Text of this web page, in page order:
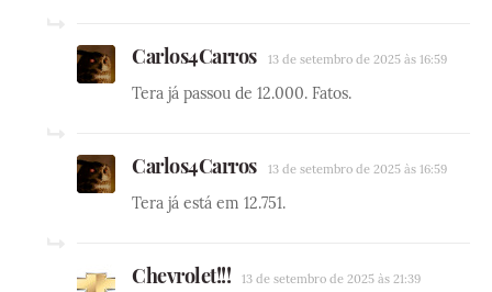
Carlos4Carros 13 de setembro de 2025 às 16:59
Tera já passou de 12.000. Fatos.
Carlos4Carros 13 de setembro de 2025 às 16:59
Tera já está em 12.751.
Chevrolet!!! 13 de setembro de 2025 às 21:39